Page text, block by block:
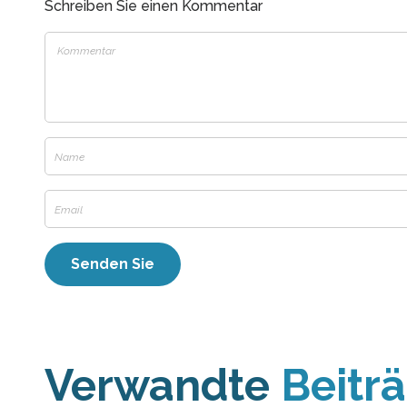
Schreiben Sie einen Kommentar
Verwandte